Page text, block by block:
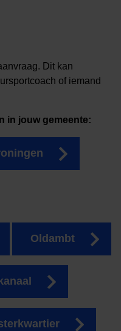
Dit kan
of iemand
in jouw gemeente:
Oldambt